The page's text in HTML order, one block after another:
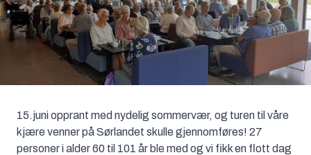
15.juni opprant med nydelig sommervær, og turen til våre
kjære venner på Sørlandet skulle gjennomføres! 27
personer i alder 60 til 101 år ble med og vi fikk en flott dag